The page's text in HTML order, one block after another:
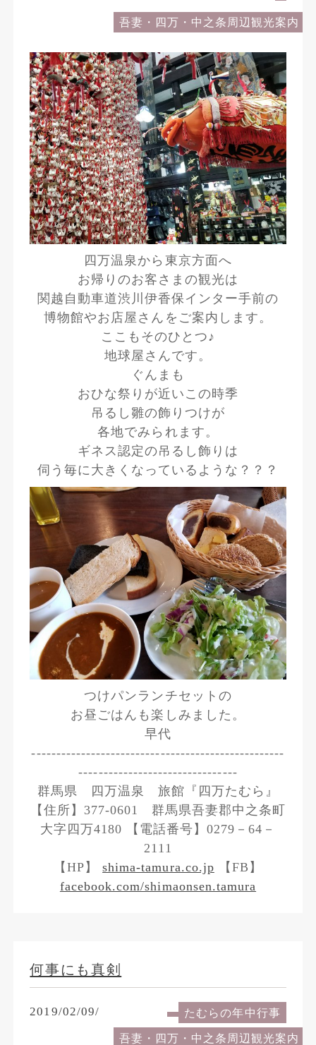
吾妻・四万・中之条周辺観光案内
四万温泉から東京方面へ
お帰りのお客さまの観光は
関越自動車道渋川伊香保インター手前の
博物館やお店屋さんをご案内します。
ここもそのひとつ♪
地球屋さんです。
ぐんまも
おひな祭りが近いこの時季
吊るし雛の飾りつけが
各地でみられます。
ギネス認定の吊るし飾りは
伺う毎に大きくなっているような？？？
つけパンランチセットの
お昼ごはんも楽しみました。
早代
---------------------------------------------------
--------------------------------
群馬県 四万温泉 旅館『四万たむら』
【住所】377-0601 群馬県吾妻郡中之条町
大字四万4180 【電話番号】0279－64－
2111
【HP】shima-tamura.co.jp 【FB】
facebook.com/shimaonsen.tamura
何事にも真剣
2019/02/09/ たむらの年中行事
吾妻・四万・中之条周辺観光案内